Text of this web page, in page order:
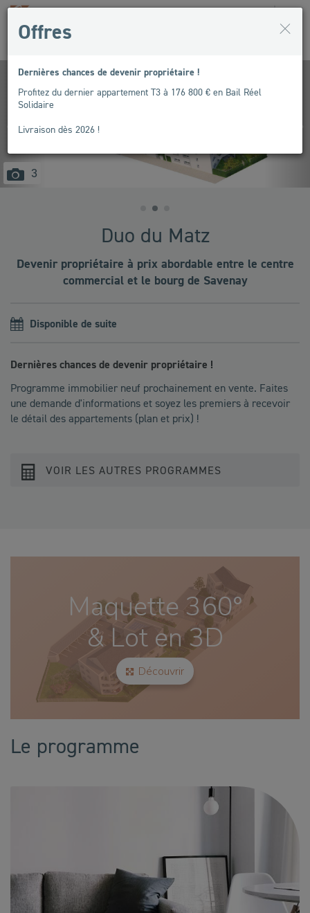
recherche
Offres
Dernières chances de devenir propriétaire !
Profitez du dernier appartement T3 à 176 800 € en Bail Réel
Solidaire
Livraison dès 2026 !
Précédent
3
Duo du Matz
Devenir propriétaire à prix abordable entre le centre
commercial et le bourg de Savenay
Disponible de suite
Dernières chances de devenir propriétaire !
Programme immobilier neuf prochainement en vente. Faites
une demande d'informations et soyez les premiers à recevoir
le détail des appartements (plan et prix) !
VOIR LES AUTRES PROGRAMMES
Le programme